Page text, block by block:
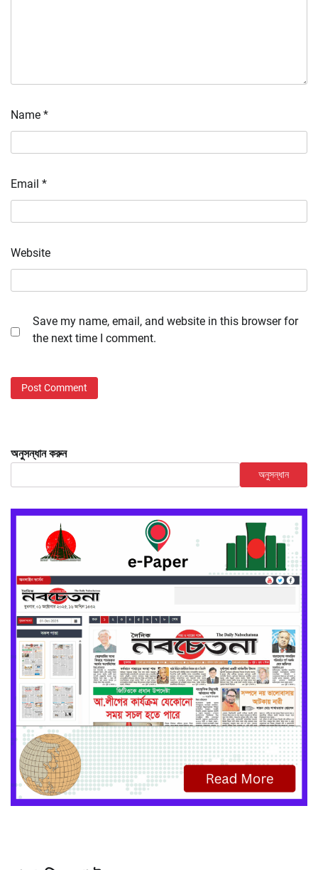
Name *
Email *
Website
Save my name, email, and website in this browser for
the next time I comment.
অনুসন্ধান করুন
অনুসন্ধান